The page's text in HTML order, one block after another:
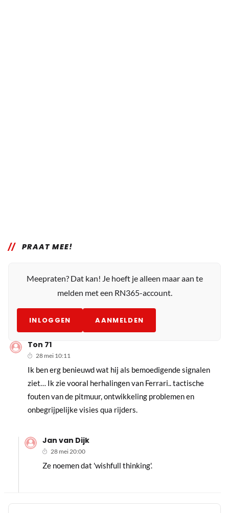
PRAAT MEE!
Meepraten? Dat kan! Je hoeft je alleen maar aan te
melden met een RN365-account.
INLOGGEN AANMELDEN
Ton 71
28 mei 10:11
Ik ben erg benieuwd wat hij als bemoedigende signalen
ziet… Ik zie vooral herhalingen van Ferrari.. tactische
fouten van de pitmuur, ontwikkeling problemen en
onbegrijpelijke visies qua rijders.
Jan van Dijk
28 mei 20:00
Ze noemen dat 'wishfull thinking'.